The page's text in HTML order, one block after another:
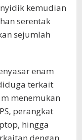
kemudian
serentak
sejumlah
enam
terkait
menemukan
perangkat
hingga
dengan